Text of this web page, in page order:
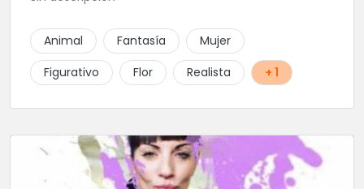
Animal Fantasía
Mujer
Figurativo
Flor Realista + 1